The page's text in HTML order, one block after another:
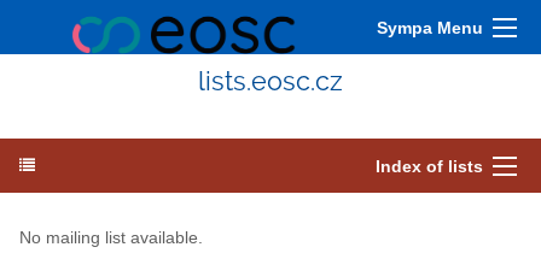
Sympa Menu
lists.eosc.cz
Index of lists
No mailing list available.